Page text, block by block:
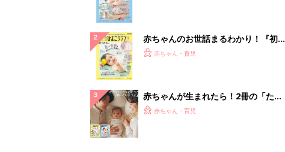
赤ちゃんのお世話まるわかり！『初め
てのひよこクラブ 夏号』〈巻頭大特
赤ちゃん・育児
赤ちゃんが生まれたら！2冊の「たま
ひよ」
赤ちゃん・育児